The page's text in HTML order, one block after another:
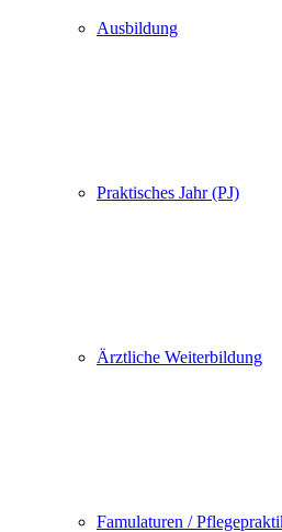
Ausbildung
Praktisches Jahr (PJ)
Ärztliche Weiterbildung
Famulaturen /